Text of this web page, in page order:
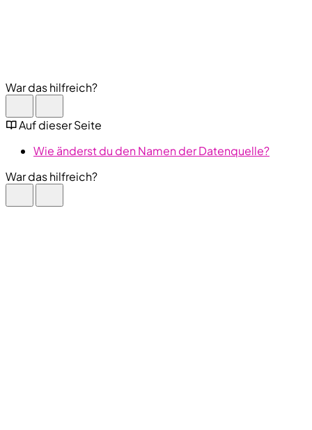
War das hilfreich?
Auf dieser Seite
Wie änderst du den Namen der Datenquelle?
War das hilfreich?